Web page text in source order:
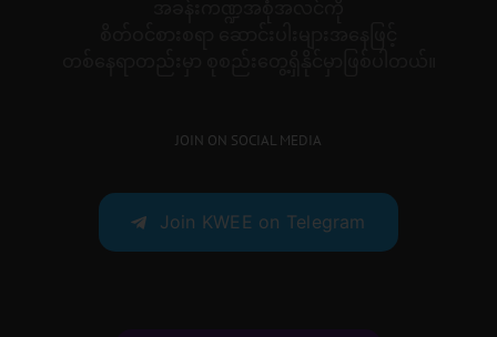
JOIN ON SOCIAL MEDIA
Join KWEE on Telegram